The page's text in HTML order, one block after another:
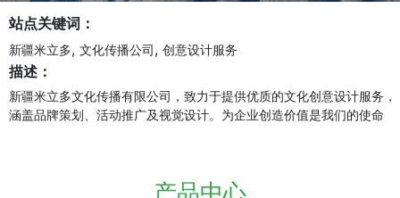
站点关键词：
新疆米立多, 文化传播公司, 创意设计服务
描述：
新疆米立多文化传播有限公司，致力于提供优质的文化创意设计服务，
涵盖品牌策划、活动推广及视觉设计。为企业创造价值是我们的使命
产品中心